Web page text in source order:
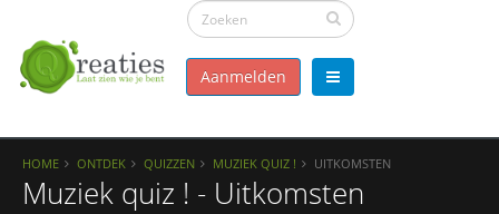
Aanmelden
HOME ONTDEK QUIZZEN MUZIEK QUIZ ! UITKOMSTEN
Muziek quiz ! - Uitkomsten